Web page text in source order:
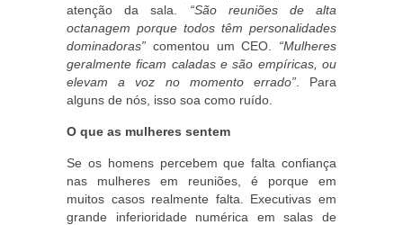
atenção da sala.
“São reuniões de alta
octanagem porque todos têm personalidades
dominadoras” comentou um CEO. “Mulheres
geralmente ficam caladas e são empíricas, ou
elevam a voz no momento errado”. Para
alguns de nós, isso soa como ruído.
O que as mulheres sentem
Se os homens percebem que falta confiança
nas mulheres em reuniões, é porque em
muitos casos realmente falta. Executivas em
grande inferioridade numérica em salas de